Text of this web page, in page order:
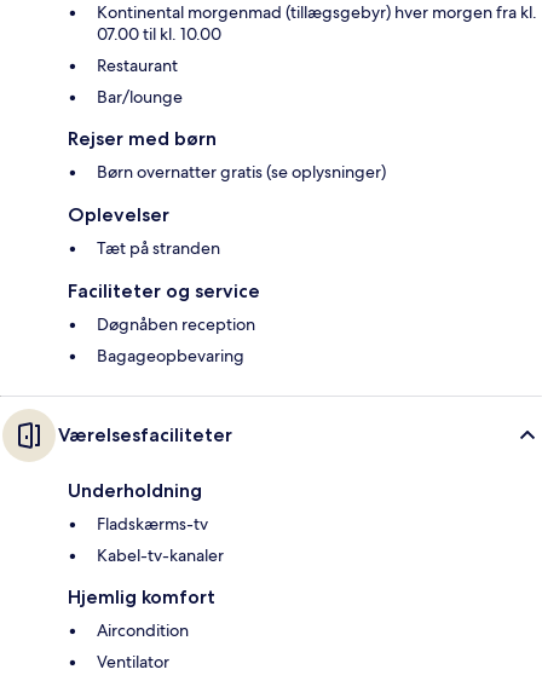
Kontinental morgenmad (tillægsgebyr) hver morgen fra kl.
07.00 til kl. 10.00
Restaurant
Bar/lounge
Rejser med børn
Børn overnatter gratis (se oplysninger)
Oplevelser
Tæt på stranden
Faciliteter og service
Døgnåben reception
Bagageopbevaring
Værelsesfaciliteter
Underholdning
Fladskærms-tv
Kabel-tv-kanaler
Hjemlig komfort
Aircondition
Ventilator